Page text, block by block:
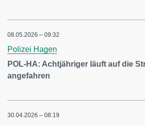
08.05.2026 – 09:32
Polizei Hagen
POL-HA: Achtjähriger läuft auf die
angefahren
30.04.2026 – 08:19